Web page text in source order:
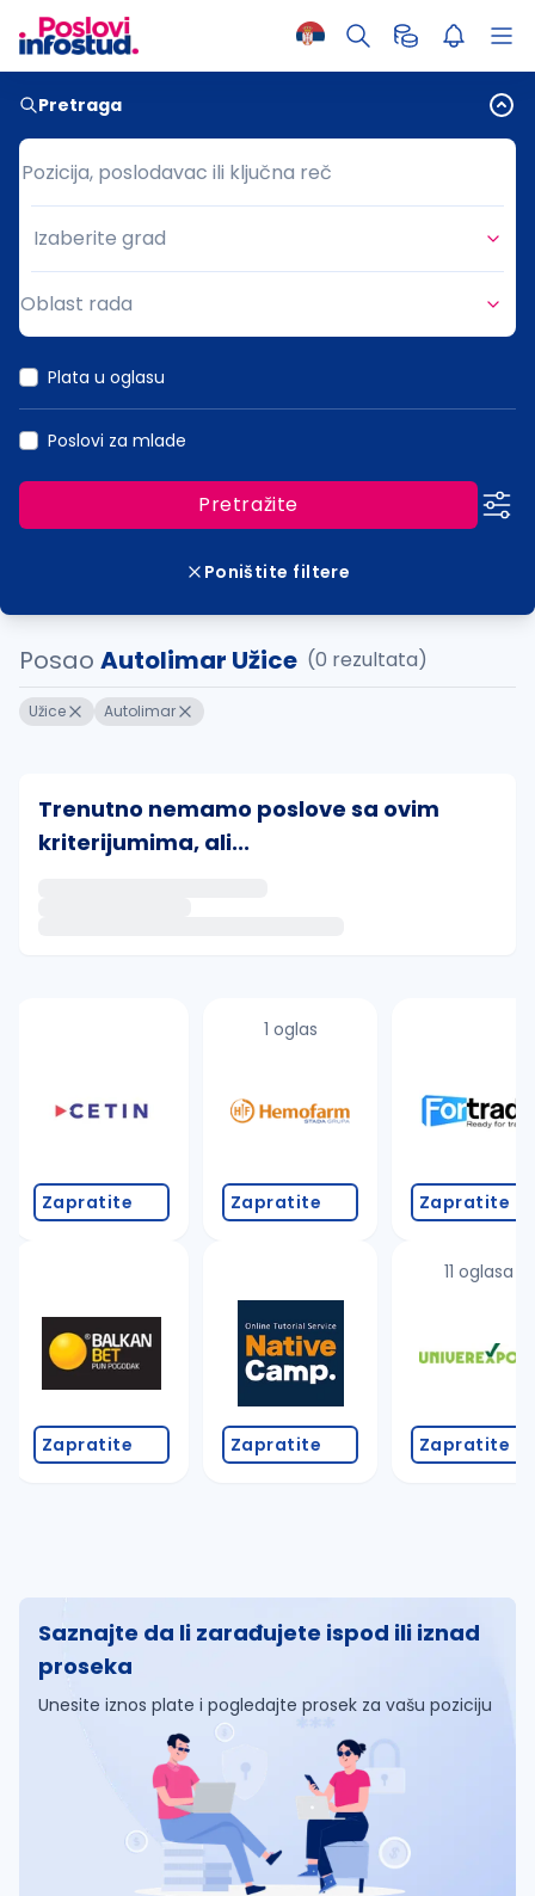
Pretraga
Pozicija, poslodavac ili ključna reč
Pozicija, poslodavac ili ključna reč
Grad
Izaberite grad
Oblast rada
Plata u oglasu
Poslovi za mlade
Pretražite
Poništite filtere
Posao Autolimar Užice (0 rezultata)
Užice Autolimar
Trenutno nemamo poslove sa ovim
kriterijumima, ali...
proverite pravopisne greške (koristite č, ć, š, đ,
promenite odabrane filtere pretrage
Zapratite
Zapratite
1 oglas
Zapratite
Zapratite
Zapratite
11 oglasa
Zapratite
Saznajte da li zarađujete ispod ili iznad
proseka
Unesite iznos plate i pogledajte prosek za vašu poziciju